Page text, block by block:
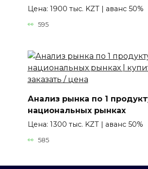
Цена: 1900 тыс. KZT | аванс 50%
595
Анализ рынка по 1
национальных рынках
Цена: 1300 тыс. KZT | аванс 50%
585